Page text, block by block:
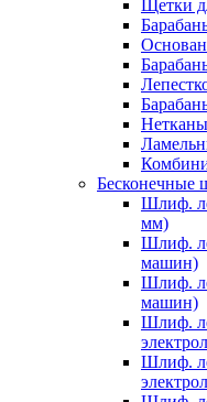
Щетки
Бесконечные
Шлиф.
мм)
Шлиф.
машин)
Шлиф.
машин)
Шлиф.
Шлиф.